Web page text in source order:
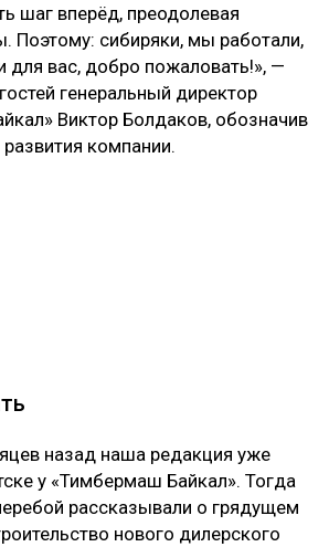
шаг вперёд, преодолевая
Поэтому: сибиряки, мы работали,
для вас, добро пожаловать!», —
генеральный директор
Виктор Болдаков, обозначив
компании.
назад наша редакция уже
у «Тимбермаш Байкал». Тогда
рассказывали о грядущем
нового дилерского